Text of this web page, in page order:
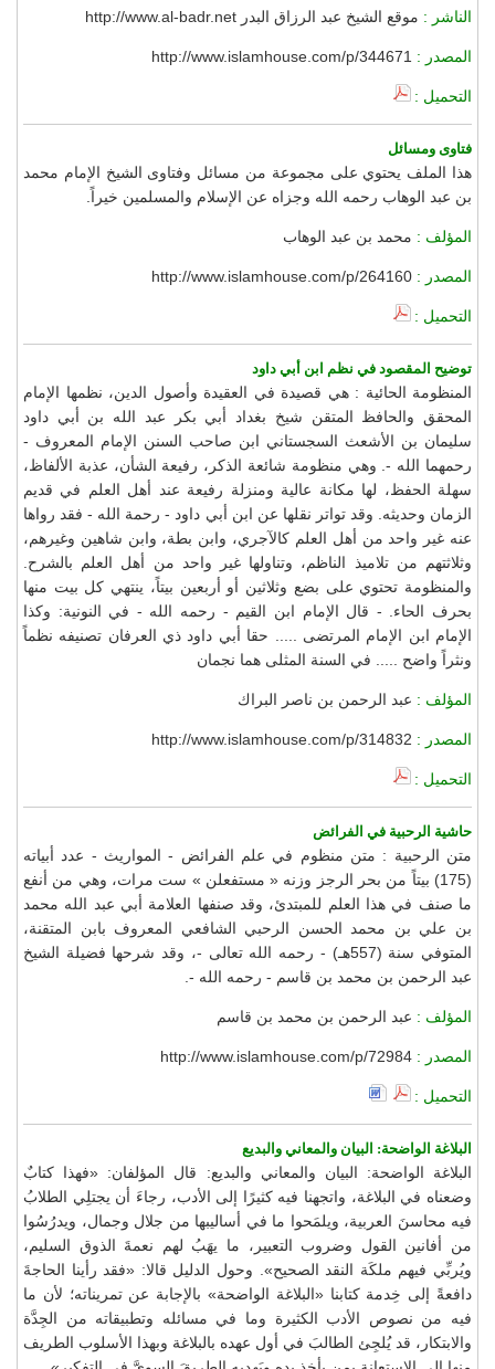
الناشر : موقع الشيخ عبد الرزاق البدر http://www.al-badr.net
المصدر : http://www.islamhouse.com/p/344671
التحميل :
فتاوى ومسائل
هذا الملف يحتوي على مجموعة من مسائل وفتاوى الشيخ الإمام محمد
بن عبد الوهاب رحمه الله وجزاه عن الإسلام والمسلمين خيراً.
المؤلف : محمد بن عبد الوهاب
المصدر : http://www.islamhouse.com/p/264160
التحميل :
توضيح المقصود في نظم ابن أبي داود
المنظومة الحائية : هي قصيدة في العقيدة وأصول الدين، نظمها الإمام
المحقق والحافظ المتقن شيخ بغداد أبي بكر عبد الله بن أبي داود
سليمان بن الأشعث السجستاني ابن صاحب السنن الإمام المعروف -
رحمهما الله -. وهي منظومة شائعة الذكر، رفيعة الشأن، عذبة الألفاظ،
سهلة الحفظ، لها مكانة عالية ومنزلة رفيعة عند أهل العلم في قديم
الزمان وحديثه. وقد تواتر نقلها عن ابن أبي داود - رحمة الله - فقد رواها
عنه غير واحد من أهل العلم كالآجري، وابن بطة، وابن شاهين وغيرهم،
وثلاثتهم من تلاميذ الناظم، وتناولها غير واحد من أهل العلم بالشرح.
والمنظومة تحتوي على بضع وثلاثين أو أربعين بيتاً، ينتهي كل بيت منها
بحرف الحاء. - قال الإمام ابن القيم - رحمه الله - في النونية: وكذا
الإمام ابن الإمام المرتضى ..... حقا أبي داود ذي العرفان تصنيفه نظماً
ونثراً واضح ..... في السنة المثلى هما نجمان
المؤلف : عبد الرحمن بن ناصر البراك
المصدر : http://www.islamhouse.com/p/314832
التحميل :
حاشية الرحبية في الفرائض
متن الرحبية : متن منظوم في علم الفرائض - المواريث - عدد أبياته
(175) بيتاً من بحر الرجز وزنه « مستفعلن » ست مرات، وهي من أنفع
ما صنف في هذا العلم للمبتدئ، وقد صنفها العلامة أبي عبد الله محمد
بن علي بن محمد الحسن الرحبي الشافعي المعروف بابن المتقنة،
المتوفي سنة (557هـ) - رحمه الله تعالى -، وقد شرحها فضيلة الشيخ
عبد الرحمن بن محمد بن قاسم - رحمه الله -.
المؤلف : عبد الرحمن بن محمد بن قاسم
المصدر : http://www.islamhouse.com/p/72984
التحميل :
البلاغة الواضحة: البيان والمعاني والبديع
البلاغة الواضحة: البيان والمعاني والبديع: قال المؤلفان: «فهذا كتابٌ
وضعناه في البلاغة، واتجهنا فيه كثيرًا إلى الأدب، رجاءَ أن يجتلِي الطلابُ
فيه محاسنَ العربية، ويلمَحوا ما في أساليبها من جلال وجمال، ويدرُسُوا
من أفانين القول وضروب التعبير، ما يهَبُ لهم نعمةَ الذوق السليم،
ويُربِّي فيهم ملكَة النقد الصحيح». وحول الدليل قالا: «فقد رأينا الحاجةَ
دافعةً إلى خِدمة كتابنا «البلاغة الواضحة» بالإجابة عن تمريناته؛ لأن ما
فيه من نصوص الأدب الكثيرة وما في مسائله وتطبيقاته من الجِدَّة
والابتكار، قد يُلجِئ الطالبَ في أول عهده بالبلاغة وبهذا الأسلوب الطريف